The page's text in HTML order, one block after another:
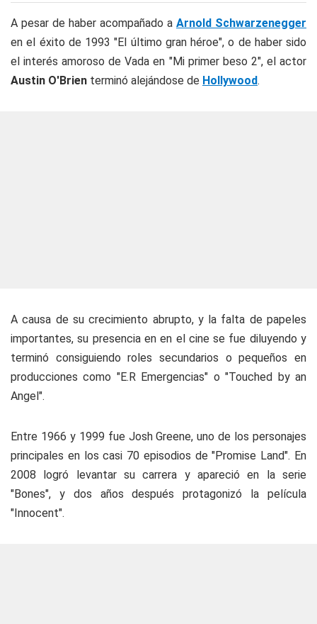
A pesar de haber acompañado a Arnold Schwarzenegger
en el éxito de 1993 "El último gran héroe", o de haber sido
el interés amoroso de Vada en "Mi primer beso 2", el actor
Austin O'Brien terminó alejándose de Hollywood.
A causa de su crecimiento abrupto, y la falta de papeles
importantes, su presencia en en el cine se fue diluyendo y
terminó consiguiendo roles secundarios o pequeños en
producciones como "E.R Emergencias" o "Touched by an
Angel".
Entre 1966 y 1999 fue Josh Greene, uno de los personajes
principales en los casi 70 episodios de "Promise Land". En
2008 logró levantar su carrera y apareció en la serie
"Bones", y dos años después protagonizó la película
"Innocent".